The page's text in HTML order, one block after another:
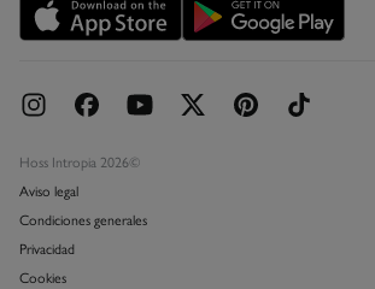
Concursos y sorteos
Hoss Intropia 2026©
Aviso legal
Condiciones generales
Privacidad
Cookies